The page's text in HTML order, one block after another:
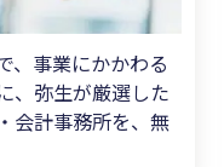
、事業にかかわる
、弥生が厳選した
会計事務所を、無